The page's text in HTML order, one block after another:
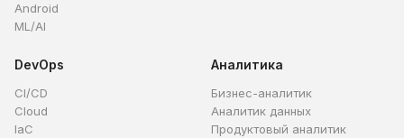
Android
ML/AI
DevOps
CI/CD
Cloud
IaC
Аналитика
Бизнес-аналитик
Аналитик данных
Продуктовый аналитик